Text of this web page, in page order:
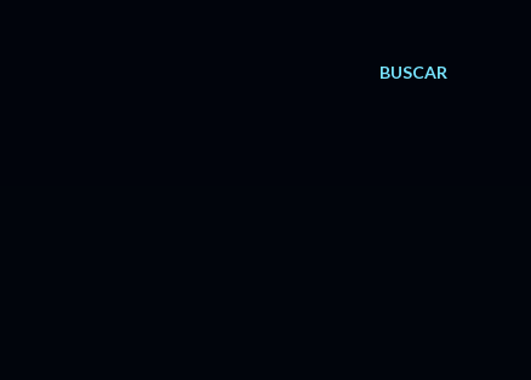
BUSCAR